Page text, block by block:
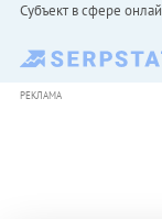
Субъект в сфере
РЕКЛАМА